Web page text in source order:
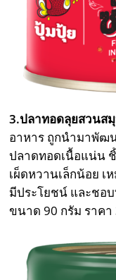
3.ปลาทอดลุยสวนส
อาหาร ถูกนำมาพัฒ
ปลาดทอดเนื้อแน่น
เผ็ดหวานเล็กน้อย
มีประโยชน์ และชอ
ขนาด 90 กรัม ราคา